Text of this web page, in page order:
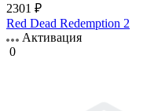
2301 ₽
Red Dead Redemption 2
Активация
0